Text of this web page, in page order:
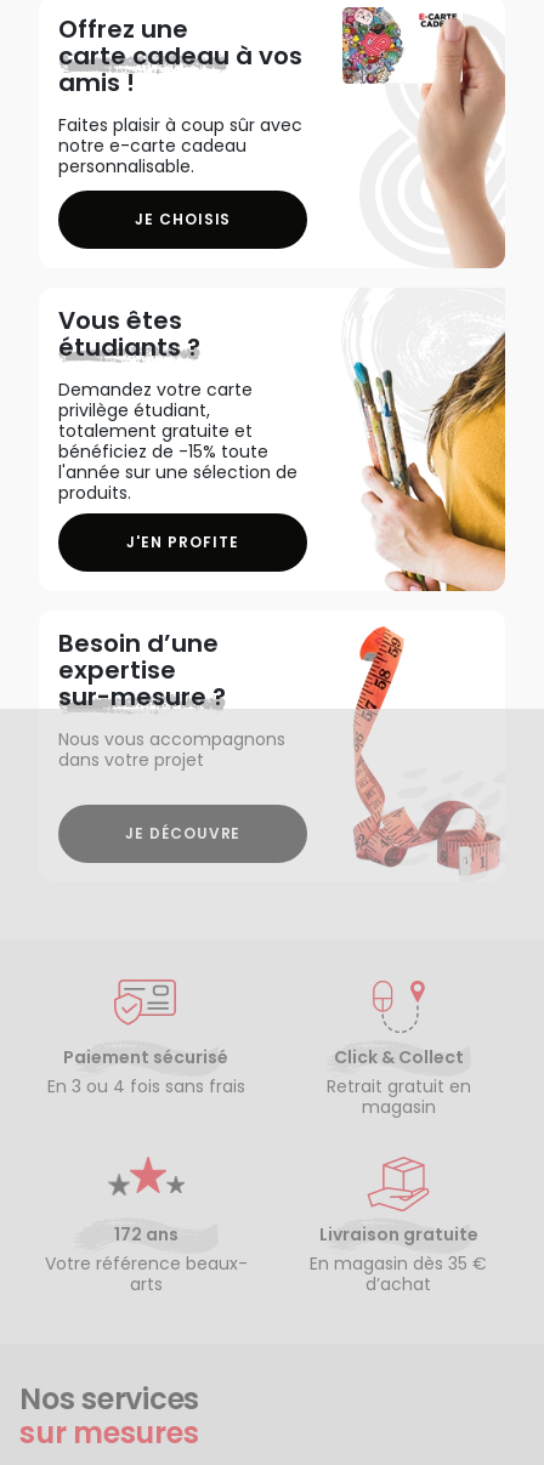
Offrez une
carte cadeau à vos
amis !
Faites plaisir à coup sûr avec
notre e-carte cadeau
personnalisable.
JE CHOISIS
Vous êtes
étudiants ?
Demandez votre carte
privilège étudiant,
totalement gratuite et
bénéficiez de -15% toute
l'année sur une sélection de
produits.
J'EN PROFITE
Besoin d’une
expertise
sur-mesure ?
Nous vous accompagnons
dans votre projet
JE DÉCOUVRE
Paiement sécurisé
En 3 ou 4 fois sans frais
Click & Collect
Retrait gratuit en
magasin
172 ans
Votre référence beaux-
arts
Livraison gratuite
En magasin dès 35 €
d’achat
Nos services
sur mesures